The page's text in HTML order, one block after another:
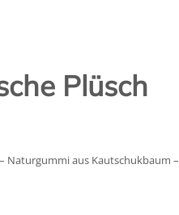
Plüsch
Naturgummi aus Kautschukbaum –